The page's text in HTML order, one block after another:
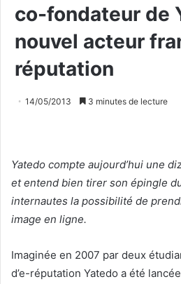
co-fondateur de
nouvel acteur
réputation
14/05/2013 3 minutes de lecture
Yatedo compte aujourd’hui une
et entend bien tirer son épingle
internautes la possibilité de
image en ligne.
Imaginée en 2007 par deux
d’e-réputation Yatedo a été